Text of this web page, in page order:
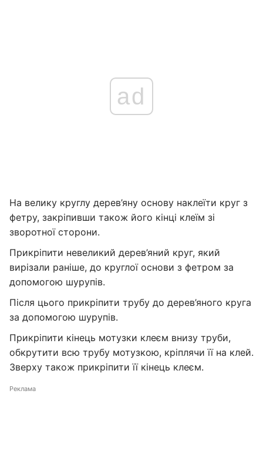
ad
На велику круглу дерев’яну основу наклеїти круг з
фетру, закріпивши також його кінці клеїм зі
зворотної сторони.
Прикріпити невеликий дерев’яний круг, який
вирізали раніше, до круглої основи з фетром за
допомогою шурупів.
Після цього прикріпити трубу до дерев’яного круга
за допомогою шурупів.
Прикріпити кінець мотузки клеєм внизу труби,
обкрутити всю трубу мотузкою, кріплячи її на клей.
Зверху також прикріпити її кінець клеєм.
Реклама